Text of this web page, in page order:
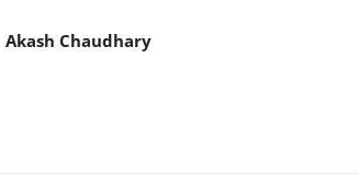
Akash Chaudhary